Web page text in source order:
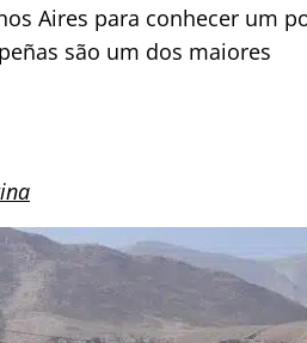
Aires para conhecer um
são um dos maiores